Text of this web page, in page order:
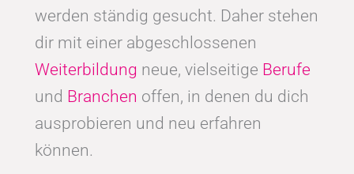
werden ständig gesucht. Daher stehen
dir mit einer abgeschlossenen
Weiterbildung neue, vielseitige Berufe
und Branchen offen, in denen du dich
ausprobieren und neu erfahren
können.